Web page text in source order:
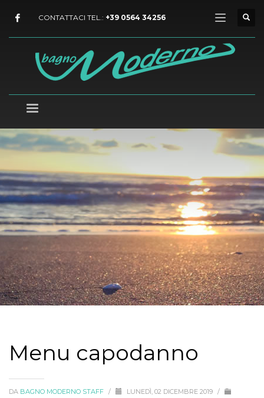
CONTATTACI TEL.: +39 0564 34256
Menu capodanno
DA BAGNO MODERNO STAFF / LUNEDÌ, 02 DICEMBRE 2019 /